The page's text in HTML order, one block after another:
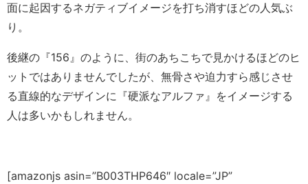
面に起因するネガティブイメージを打ち消すほどの人気ぶ
り。
後継の『156』のように、街のあちこちで見かけるほどのヒ
ットではありませんでしたが、無骨さや迫力すら感じさせ
る直線的なデザインに『硬派なアルファ』をイメージする
人は多いかもしれません。
[amazonjs asin=”B003THP646″ locale=”JP”